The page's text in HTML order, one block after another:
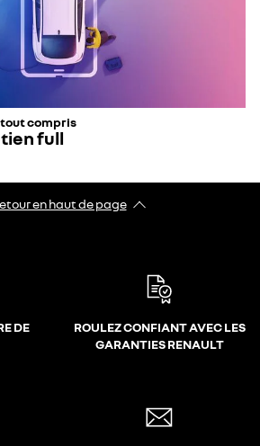
compris
full
en haut de page
DE
ROULEZ CONFIANT AVEC LES
GARANTIES RENAULT